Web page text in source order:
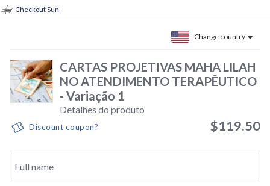
Checkout Sun
Change country
CARTAS PROJETIVAS MAHA LILAH
NO ATENDIMENTO TERAPÊUTICO
- Variação 1
Detalhes do produto
Discount coupon? $119.50
Full name